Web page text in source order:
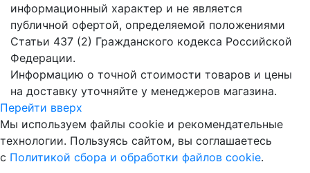
информационный характер и не является
публичной офертой, определяемой положениями
Статьи 437 (2) Гражданского кодекса Российской
Федерации.
Информацию о точной стоимости товаров и цены
на доставку уточняйте у менеджеров магазина.
Перейти вверх
Мы используем файлы cookie и рекомендательные
технологии. Пользуясь сайтом, вы соглашаетесь
с Политикой сбора и обработки файлов cookie.